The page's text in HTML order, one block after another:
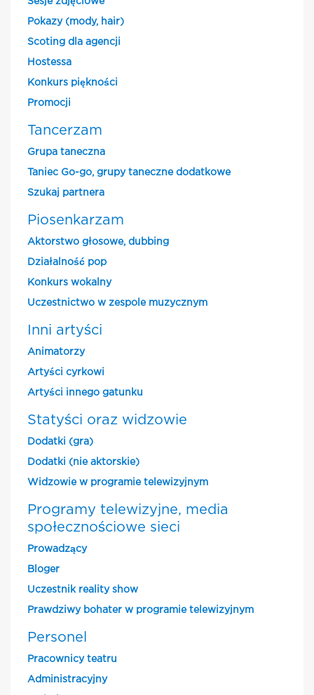
Pokazy (mody, hair)
Scoting dla agencji
Hostessa
Konkurs piękności
Promocji
Tancerzam
Grupa taneczna
Taniec Go-go, grupy taneczne dodatkowe
Szukaj partnera
Piosenkarzam
Aktorstwo głosowe, dubbing
Działalność pop
Konkurs wokalny
Uczestnictwo w zespole muzycznym
Inni artyści
Animatorzy
Artyści cyrkowi
Artyści innego gatunku
Statyści oraz widzowie
Dodatki (gra)
Dodatki (nie aktorskie)
Widzowie w programie telewizyjnym
Programy telewizyjne, media
społecznościowe sieci
Prowadzący
Bloger
Uczestnik reality show
Prawdziwy bohater w programie telewizyjnym
Personel
Pracownicy teatru
Administracyjny